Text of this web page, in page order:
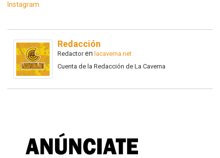
Instagram
Redacción
Redactoren lacaverna.net
Cuenta de la Redacción de La Caverna